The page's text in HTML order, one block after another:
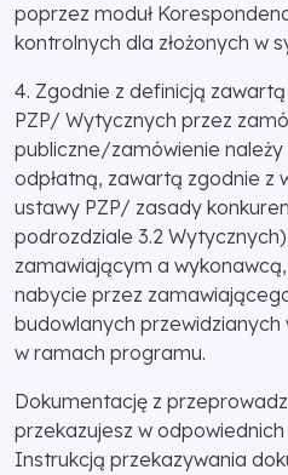
poprzez moduł
kontrolnych dla złożonych w
4. Zgodnie z definicją
PZP/ Wytycznych przez
publiczne/zamówienie
odpłatną, zawartą zgodnie z
ustawy PZP/ zasady
podrozdziale 3.2
zamawiającym a
nabycie przez
budowlanych
w ramach programu.
Dokumentację z
przekazujesz w
Instrukcją przekazywania